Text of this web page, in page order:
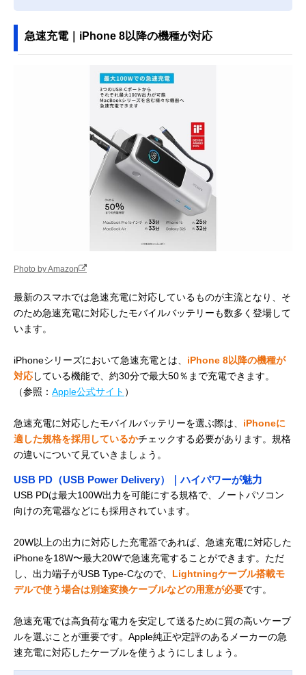
急速充電｜iPhone 8以降の機種が対応
Photo by Amazon
最新のスマホでは急速充電に対応しているものが主流となり、そ
のため急速充電に対応したモバイルバッテリーも数多く登場して
います。
iPhoneシリーズにおいて急速充電とは、 iPhone 8以降の機種が
対応している機能で、約30分で最大50％まで充電できます。
（参照： Apple公式サイト ）
急速充電に対応したモバイルバッテリーを選ぶ際は、 iPhoneに
適した規格を採用しているかチェックする必要があります。規格
の違いについて見ていきましょう。
USB PD（USB Power Delivery）｜ハイパワーが魅力
USB PDは最大100W出力を可能にする規格で、ノートパソコン
向けの充電器などにも採用されています。
20W以上の出力に対応した充電器であれば、急速充電に対応した
iPhoneを18W〜最大20Wで急速充電することができます。ただ
し、出力端子がUSB Type-Cなので、 Lightningケーブル搭載モ
デルで使う場合は別途変換ケーブルなどの用意が必要です。
急速充電では高負荷な電力を安定して送るために質の高いケーブ
ルを選ぶことが重要です。Apple純正や定評のあるメーカーの急
速充電に対応したケーブルを使うようにしましょう。